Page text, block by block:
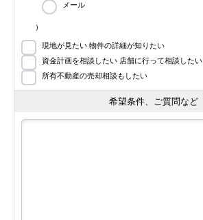
メール
）
現地が見たい 物件の詳細が知りたい
資金計画を相談したい 店舗に行って相談したい
所有不動産の売却相談もしたい
希望条件、ご質問など